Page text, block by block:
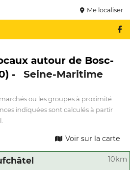
Me localiser
autour de Bosc-
-
Seine-Maritime
ou les groupes à proximité
indiquées sont calculés à partir
Voir sur la carte
10km